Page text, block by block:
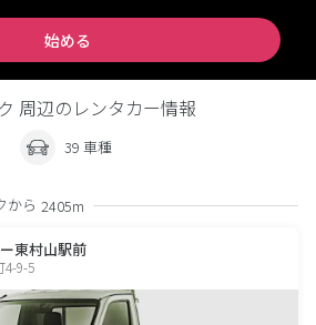
始める
周辺のレンタカー情報
39 車種
から 2405m
東村山駅前
4-9-5